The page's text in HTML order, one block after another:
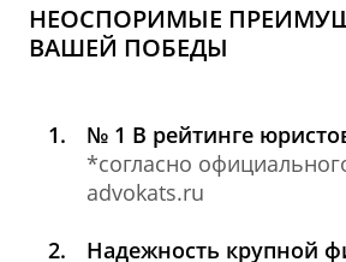
НЕОСПОРИМЫЕ
ВАШЕЙ ПОБЕДЫ
№ 1 В рейтинге
*согласно
advokats.ru
Надежность крупной